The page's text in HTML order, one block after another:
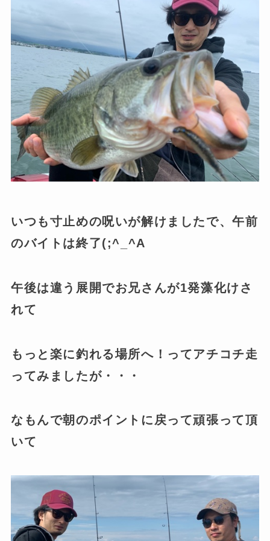
いつも寸止めの呪いが解けましたで、午前
のバイトは終了(;^_^A
午後は違う展開でお兄さんが1発藻化けさ
れて
もっと楽に釣れる場所へ！ってアチコチ走
ってみましたが・・・
なもんで朝のポイントに戻って頑張って頂
いて